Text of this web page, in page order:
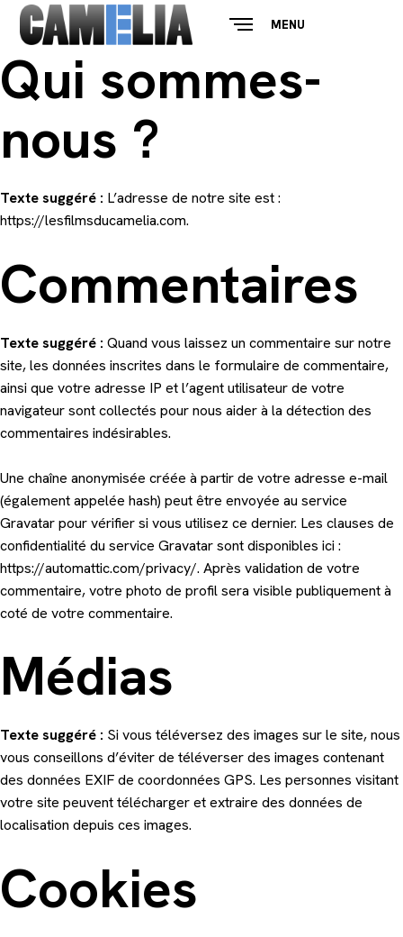
MENU
Qui sommes-
nous ?
Texte suggéré : L’adresse de notre site est :
https://lesfilmsducamelia.com.
Commentaires
Texte suggéré :Quand vous laissez un commentaire sur notre
site, les données inscrites dans le formulaire de commentaire,
ainsi que votre adresse IP et l’agent utilisateur de votre
navigateur sont collectés pour nous aider à la détection des
commentaires indésirables.
Une chaîne anonymisée créée à partir de votre adresse e-mail
(également appelée hash) peut être envoyée au service
Gravatar pour vérifier si vous utilisez ce dernier. Les clauses de
confidentialité du service Gravatar sont disponibles ici :
https://automattic.com/privacy/. Après validation de votre
commentaire, votre photo de profil sera visible publiquement à
coté de votre commentaire.
Médias
Texte suggéré : Si vous téléversez des images sur le site, nous
vous conseillons d’éviter de téléverser des images contenant
des données EXIF de coordonnées GPS. Les personnes visitant
votre site peuvent télécharger et extraire des données de
localisation depuis ces images.
Cookies